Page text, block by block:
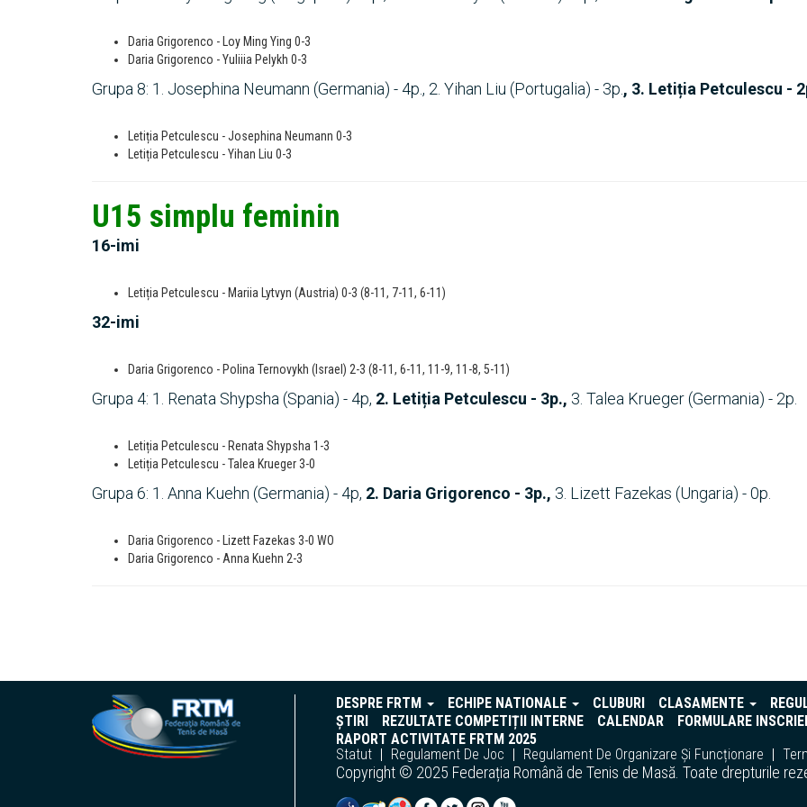
Daria Grigorenco - Loy Ming Ying 0-3
Daria Grigorenco - Yuliiia Pelykh 0-3
Grupa 8: 1. Josephina Neumann (Germania) - 4p., 2. Yihan Liu (Portugalia) - 3p., 3. Letiția Petculescu -
Letiția Petculescu - Josephina Neumann 0-3
Letiția Petculescu - Yihan Liu 0-3
U15 simplu feminin
16-imi
Letiția Petculescu - Mariia Lytvyn (Austria) 0-3 (8-11, 7-11, 6-11)
32-imi
Daria Grigorenco - Polina Ternovykh (Israel) 2-3 (8-11, 6-11, 11-9, 11-8, 5-11)
Grupa 4: 1. Renata Shypsha (Spania) - 4p, 2. Letiția Petculescu - 3p., 3. Talea Krueger (Germania) - 2p.
Letiția Petculescu - Renata Shypsha 1-3
Letiția Petculescu - Talea Krueger 3-0
Grupa 6: 1. Anna Kuehn (Germania) - 4p, 2. Daria Grigorenco - 3p., 3. Lizett Fazekas (Ungaria) - 0p.
Daria Grigorenco - Lizett Fazekas 3-0 WO
Daria Grigorenco - Anna Kuehn 2-3
DESPRE FRTM ECHIPE NATIONALE CLUBURI CLASAMENTE
ȘTIRI
REZULTATE COMPETIȚII INTERNE CALENDAR
FORMULARE
RAPORT ACTIVITATE FRTM 2025
Statut
Regulament De Joc Regulament De Organizare Și Funcționare
Copyright © 2025 Federația Română de Tenis de Masă. Toate drepturile